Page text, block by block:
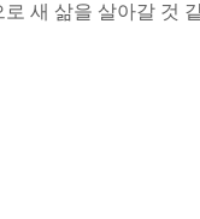
로 새 삶을 살아갈 것